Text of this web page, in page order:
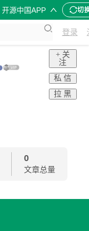
开源中国APP 切
登录
+ 关
注
私 信
拉 黑
0
文章总量